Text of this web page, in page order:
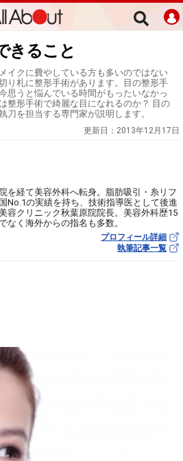
きること
イクに費やしている方も多いのではない
り札に整形手術があります。目の整形手
思うと悩んでいる時間がもったいなかっ
整形手術で綺麗な目になれるのか？ 目の
刀を担当する専門家が説明します。
更新日： 2013年12月17日
を経て美容外科へ転身。脂肪吸引・糸リフ
No.1の実績を持ち、技術指導医として後進
容クリニック秋葉原院院長。美容外科歴15
なく海外からの指名も多数。
プロフィール詳細
執筆記事一覧